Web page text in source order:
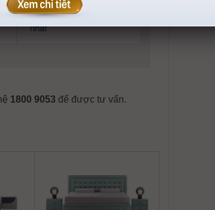
Tìm cửa hàng Kymdan gần
nhất
1800 9053 để được tư vấn.